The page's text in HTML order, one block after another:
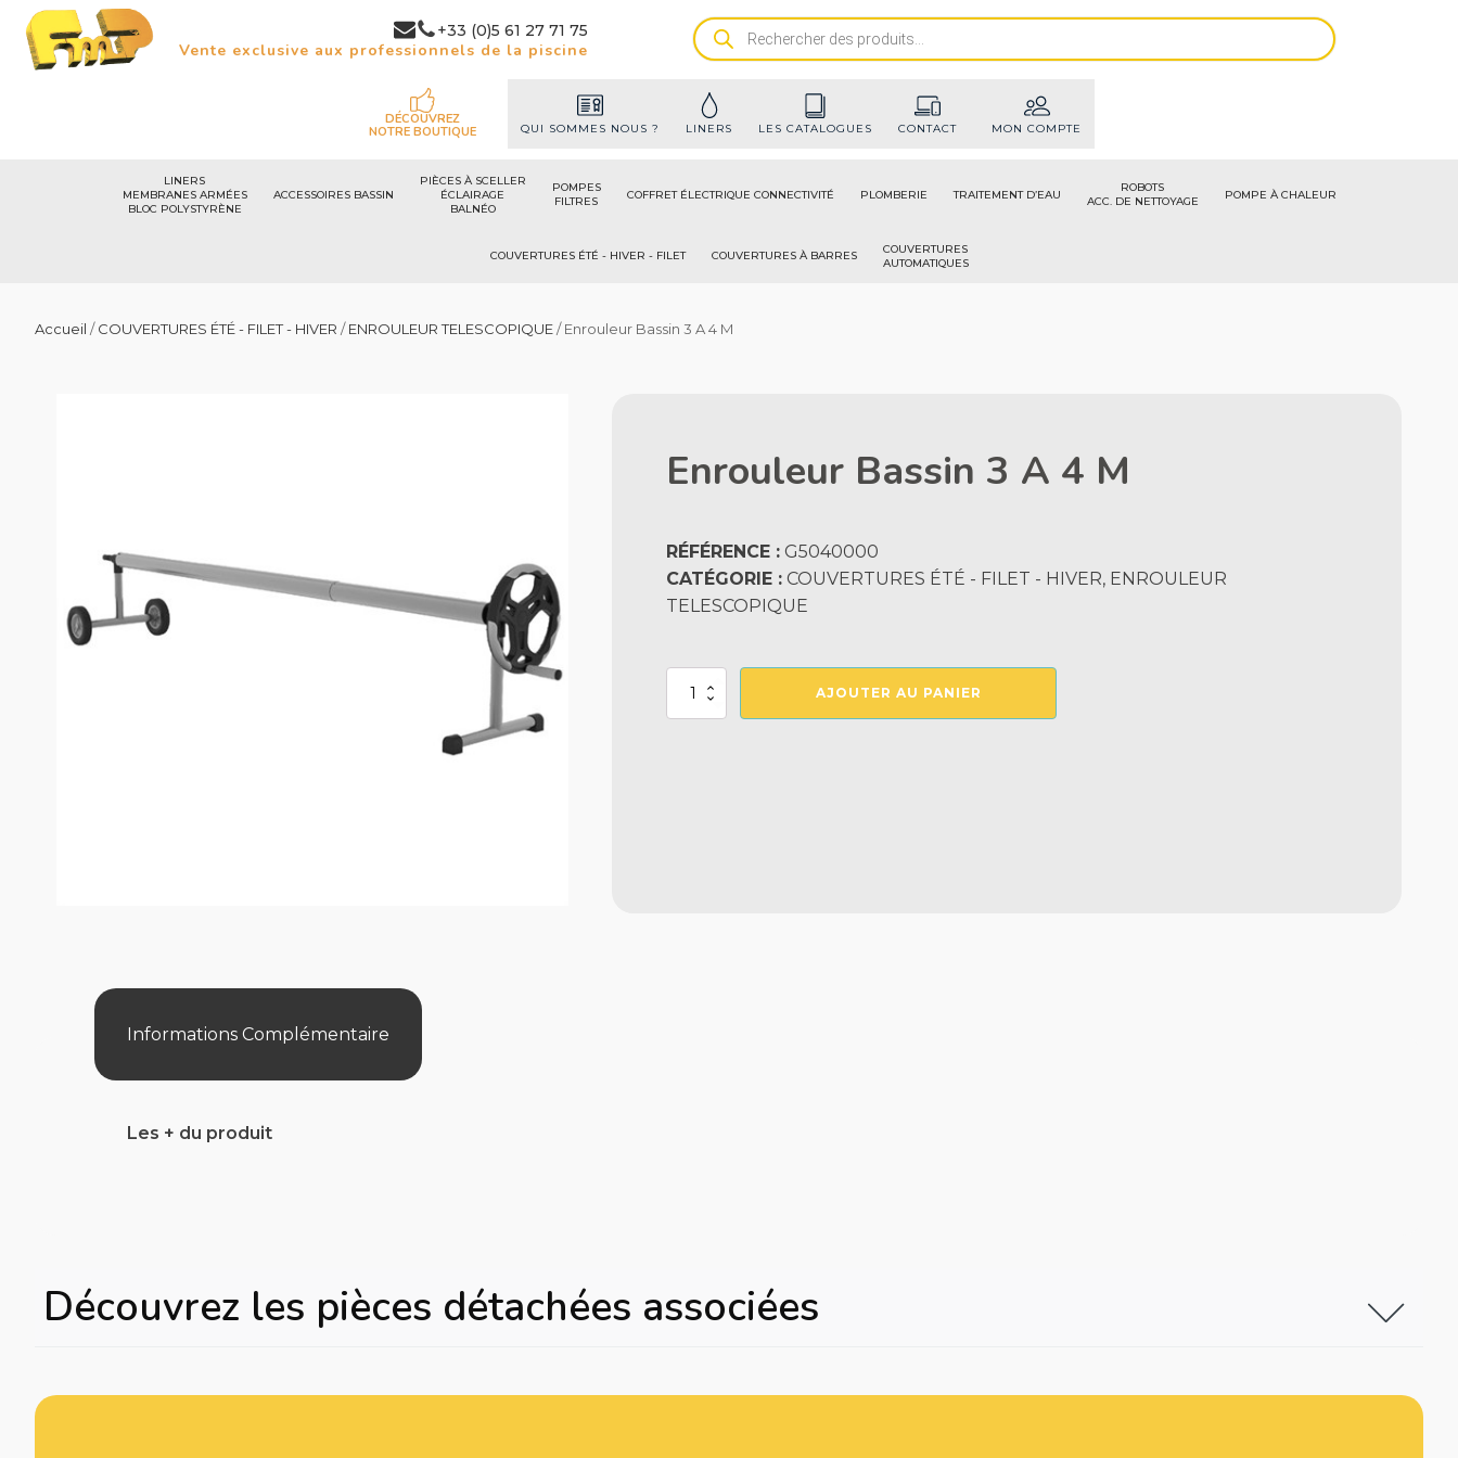
+33 (0)5 61 27 71 75
Vente exclusive aux professionnels de la piscine
Recherche
de
DÉCOUVREZ
NOTRE BOUTIQUE
QUI SOMMES NOUS ? LINERS LES CATALOGUES CONTACT MON COMPTE
LINERS
MEMBRANES ARMÉES
BLOC POLYSTYRÈNE
ACCESSOIRES BASSIN
PIÈCES À SCELLER
ÉCLAIRAGE
BALNÉO
POMPES
FILTRES
COFFRET ÉLECTRIQUE CONNECTIVITÉ PLOMBERIE TRAITEMENT D’EAU
ROBOTS
ACC. DE NETTOYAGE
POMPE À CHALEUR
COUVERTURES ÉTÉ - HIVER - FILET COUVERTURES À BARRES
COUVERTURES
AUTOMATIQUES
Accueil /COUVERTURES ÉTÉ - FILET - HIVER /ENROULEUR TELESCOPIQUE/ Enrouleur Bassin 3 A 4 M
Enrouleur Bassin 3 A 4 M
RÉFÉRENCE : G5040000
CATÉGORIE : COUVERTURES ÉTÉ - FILET - HIVER, ENROULEUR
TELESCOPIQUE
quantité
AJOUTER AU PANIER
Informations Complémentaire
Les + du produit
Découvrez les pièces détachées associées